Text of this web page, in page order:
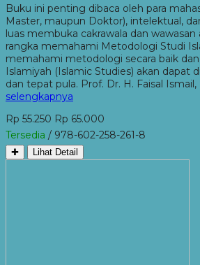
Buku ini penting dibaca oleh para
Master, maupun Doktor), intelektual,
luas membuka cakrawala dan
rangka memahami Metodologi Studi
memahami metodologi secara baik
Islamiyah (Islamic Studies) akan dapat
dan tepat pula. Prof. Dr. H. Faisal
selengkapnya
Rp 55.250 Rp 65.000
Tersedia / 978-602-258-261-8
✚ Lihat Detail